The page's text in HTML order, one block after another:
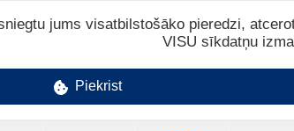
jums visatbilstošāko pieredzi,
VISU sīkdatņu
Piekrist